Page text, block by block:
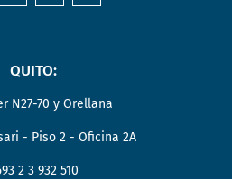
QUITO:
N27-70 y Orellana
- Piso 2 - Oficina 2A
2 3 932 510